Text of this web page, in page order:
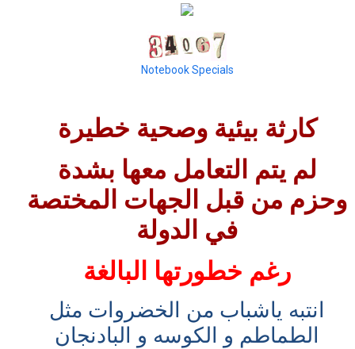
Notebook Specials
كارثة بيئية وصحية خطيرة
لم يتم التعامل معها بشدة
وحزم من قبل الجهات المختصة
في الدولة
رغم خطورتها البالغة
انتبه ياشباب من الخضروات مثل
الطماطم و الكوسه و البادنجان